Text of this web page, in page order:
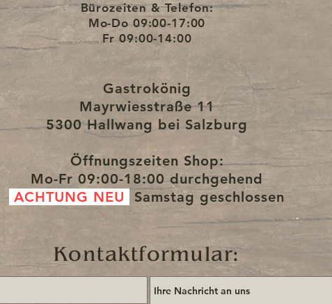
Bürozeiten & Telefon:
Mo-Do09:00-17:00
Fr09:00-14:00
Gastrokönig
Mayrwiesstraße 11
5300 Hallwang bei Salzburg
Öffnungszeiten Shop:
Mo-Fr 09:00-18:00 durchgehend
ACHTUNG NEU
Samstag geschlossen
Kontaktformular: